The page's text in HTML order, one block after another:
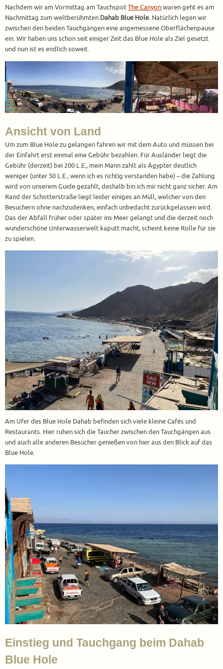
Nachdem wir am Vormittag am TauchspotThe Canyonwaren geht es am
Nachmittag zum weltberühmten Dahab Blue Hole. Natürlich legen wir
zwischen den beiden Tauchgängen eine angemessene Oberflächenpause
ein. Wir haben uns schon seit einiger Zeit das Blue Hole als Ziel gesetzt
und nun ist es endlich soweit.
Ansicht von Land
Um zum Blue Hole zu gelangen fahren wir mit dem Auto und müssen bei
der Einfahrt erst einmal eine Gebühr bezahlen. Für Ausländer liegt die
Gebühr (derzeit) bei 200 L.E., mein Mann zahlt als Ägypter deutlich
weniger (unter 50 L.E., wenn ich es richtig verstanden habe) – die Zahlung
wird von unserem Guide gezahlt, deshalb bin ich mir nicht ganz sicher. Am
Rand der Schotterstraße liegt leider einiges an Müll, welcher von den
Besuchern ohne nachzudenken, einfach unbedacht zurückgelassen wird.
Das der Abfall früher oder später ins Meer gelangt und die derzeit noch
wunderschöne Unterwasserwelt kaputt macht, scheint keine Rolle für sie
zu spielen.
Am Ufer des Blue Hole Dahab befinden sich viele kleine Cafés und
Restaurants. Hier ruhen sich die Taucher zwischen den Tauchgängen aus
und auch alle anderen Besucher genießen von hier aus den Blick auf das
Blue Hole.
Einstieg und Tauchgang beim Dahab
Blue Hole